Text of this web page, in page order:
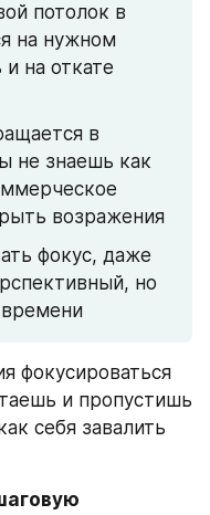
потолок в
на нужном
на откате
в
не знаешь как
возражения
фокус, даже
но
времени
фокусироваться
и пропустишь
себя завалить